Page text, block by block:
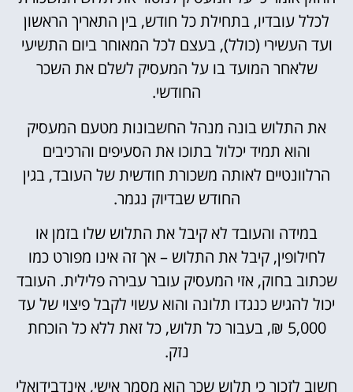
לכלל עובדיו, בתחילת כל חודש, בין התאריך הראשון
ועד העשירי (כולל), בעצם לכל המאוחר ביום התשיעי
שלאחר המועד בו על המעסיק לשלם את השכר
החודשי.
את התלוש בונה מנהל החשבונות מטעם המעסיק
והוא תמיד יכלול בתוכו את הסעיפים והרכיבים
הרלוונטיים לאותה משכורת חודשית של העובד, בגין
החודש שבדיוק נגמר.
במידה והעובד לא קיבל את התלוש שלו בזמן או
לחילופין, קיבל את התלוש – אך זה אינו מפורט כמו
שכתוב בחוק, אזי המעסיק עובר עבירה פלילית. העובד
יכול להגיש כנגדו תלונה והוא עשוי לקבל פיצוי של עד
5,000 ₪, בעבור כל תלוש, כל זאת ללא כל הוכחת
נזק.
חשוב לזכור כי תלוש שכר הוא מסמך אישי, אינדבידואלי